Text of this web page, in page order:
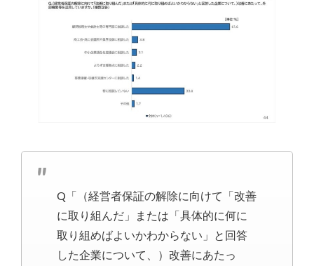
Q「（経営者保証の解除に向けて「改善
に取り組んだ」または「具体的に何に
取り組めばよいかわからない」と回答
した企業について、）改善にあたっ